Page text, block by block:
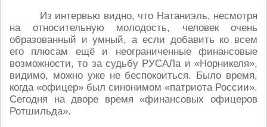
Из интервью видно, что Натаниэль, несмотря
на относительную молодость, человек очень
образованный и умный, а если добавить ко всем
его плюсам ещё и неограниченные финансовые
возможности, то за судьбу РУСАЛа и «Норникеля»,
видимо, можно уже не беспокоиться. Было время,
когда «офицер» был синонимом «патриота России».
Сегодня на дворе время «финансовых офицеров
Ротшильда».